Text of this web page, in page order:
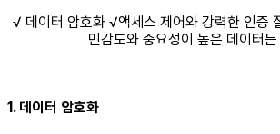
√ 데이터 암호화 √액세스 제어와 강력한 인증
민감도와 중요성이 높은 데이터는
1. 데이터 암호화